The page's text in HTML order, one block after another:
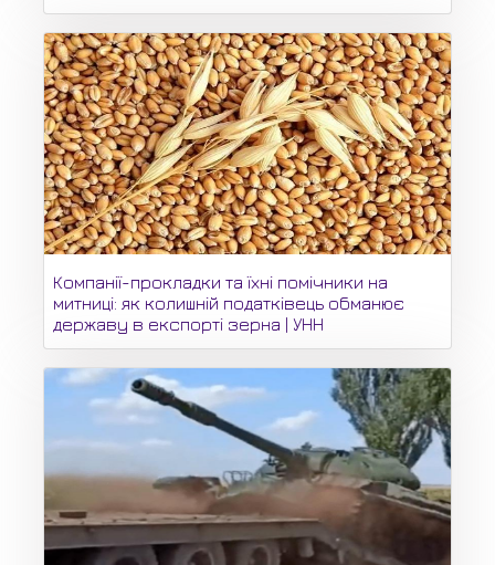
Компанії-прокладки та їхні помічники на
митниці: як колишній податківець обманює
державу в експорті зерна | УНН